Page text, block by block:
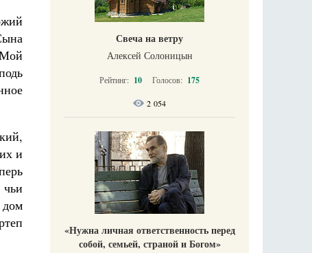
и
Свеча на ветру
Алексей Солоницын
Рейтинг: 10 Голосов: 175
2 054
«Нужна личная ответственность перед
собой, семьей, страной и Богом»